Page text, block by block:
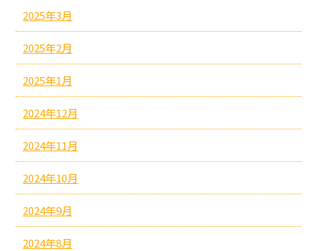
2025年3月
2025年2月
2025年1月
2024年12月
2024年11月
2024年10月
2024年9月
2024年8月